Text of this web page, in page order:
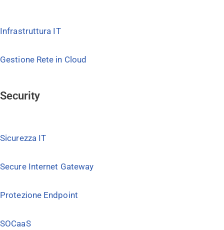
Infrastruttura IT
Gestione Rete in Cloud
Security
Sicurezza IT
Secure Internet Gateway
Protezione Endpoint
SOCaaS